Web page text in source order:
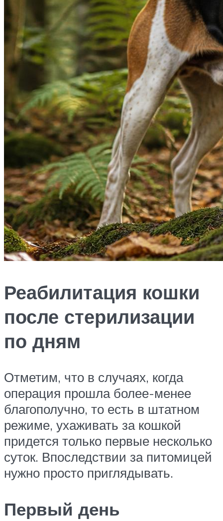
Реабилитация кошки
после стерилизации
по дням
Отметим, что в случаях, когда
операция прошла более-менее
благополучно, то есть в штатном
режиме, ухаживать за кошкой
придется только первые несколько
суток. Впоследствии за питомицей
нужно просто приглядывать.
Первый день